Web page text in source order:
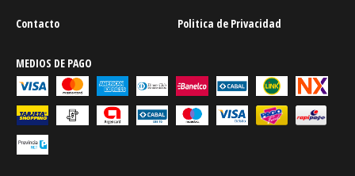
Contacto Politica de Privacidad
MEDIOS DE PAGO